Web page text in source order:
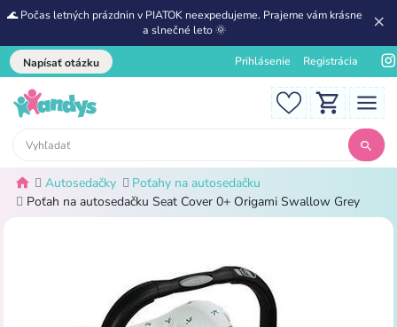
🌊 Počas letných prázdnin v PIATOK neexpedujeme. Prajeme vám krásne
a slnečné leto 🌞
Napísať otázku Prihlásenie Registrácia
Autosedačky
Poťahy na autosedačku
Poťah na autosedačku Seat Cover 0+ Origami Swallow Grey